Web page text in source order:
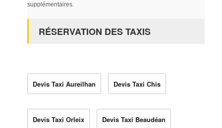
supplémentaires.
RÉSERVATION DES TAXIS
Devis Taxi Aureilhan Devis Taxi Chis
Devis Taxi Orleix Devis Taxi Beaudéan